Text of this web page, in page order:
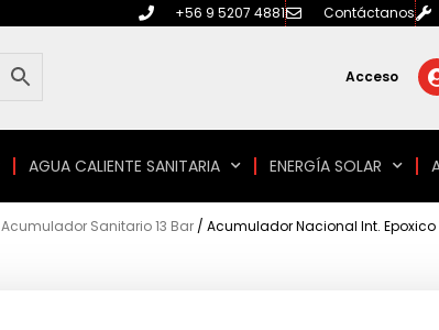
+56 9 5207 4881 Contáctanos
Acceso
AGUA CALIENTE SANITARIA ENERGÍA SOLAR
Acumulador Sanitario 13 Bar / Acumulador Nacional Int. Epoxico